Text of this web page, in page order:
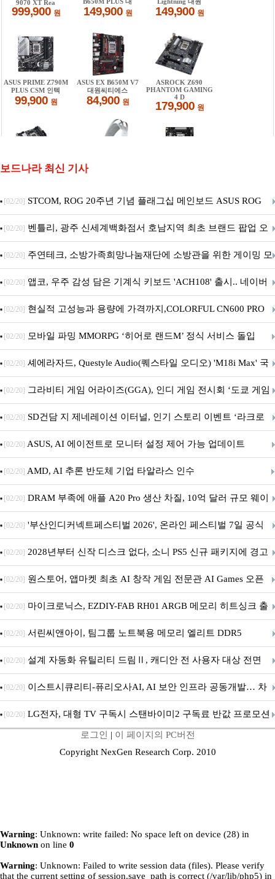
보드나라 최신 기사
[02/20] STCOM, ROG 20주년 기념 플래그십 메인보드 ASUS ROG
Crosshair X870E EDITION 20 국내 출시 예정
[02/20] 벤틀리, 광주 신세계백화점서 호남지역 최초 브랜드 팝업 오
픈
[02/20] 주연테크, 소방가족희망나눔재단에 소방관을 위한 게이밍 모
니터·스마트 펫 침대 기부
[02/20] 앱코, 우주 감성 담은 기계식 키보드 'ACH108' 출시.. 네이버
브랜드데이 기획전 진행
[02/20] 현실적 고성능과 용량에 가격까지,COLORFUL CN600 PRO
M.2 NVMe 디앤디컴 1TB
[02/20] 모바일 파밍 MMORPG ‘히어로 랜드M’ 정식 서비스 돌입
[02/20] 셰에라자드, Questyle Audio(퀘스타일 오디오) 'M18i Max' 국
내 정식 출시
[02/20] 그라비티 게임 어라이즈(GGA), 인디 게임 전시회 ‘도쿄 게임
던전 13’ 참가!
[02/20] SD건담 지 제네레이션 이터널, 인기 스토리 이벤트 ‘라크로
아의 용사’ 재개최 및 풍성한 기념 이벤트 실시!
[02/20] ASUS, AI 에이전트로 모니터 설정 제어 가능 업데이트
[02/20] AMD, AI 추론 반도체 기업 타알라스 인수
[02/20] DRAM 부족에 애플 A20 Pro 생산 차질, 10억 달러 규모 웨이
퍼 대기
[02/20] '부산인디커넥트페스티벌 2026', 온라인 페스티벌 7일 공식
개막... 22일간 진행
[02/20] 2028년부터 신작 디스크 없다, 소니 PS5 신규 패키지에 경고
문 추가
[02/20] 원스토어, 앱마켓 최초 AI 창작 게임 전문관 AI Games 오픈
[02/20] 마이크로닉스, EZDIY-FAB RH01 ARGB 메모리 히트싱크 출
시
[02/20] 서린씨앤아이, 팀그룹 노트북용 메모리 엘리트 DDR5
5600MHz 16GB 출시
[02/20] 설계 자동화 유틸리티 드림Ⅱ, 캐디안 전 사용자 대상 전면
무상 배포
[02/20] 이스트시큐리티-퓨리오사AI, AI 보안 인프라 공동개발… 차
세대 AI 보안 플랫폼 구축
[02/20] LG전자, 대형 TV 구독시 스탠바이미2 구독료 반값 프로모션
로그인 | 이 페이지의 PC버전
Copyright NexGen Research Corp. 2010
Warning: Unknown: write failed: No space left on device (28) in
Unknown on line 0
Warning: Unknown: Failed to write session data (files). Please verify
that the current setting of session.save_path is correct (/var/lib/php5) in